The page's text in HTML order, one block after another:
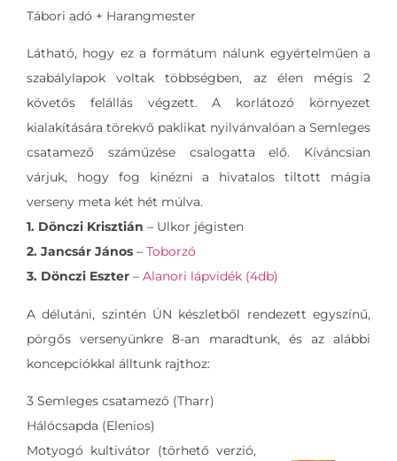
Tábori adó + Harangmester
Látható, hogy ez a formátum nálunk egyértelműen a
szabálylapok voltak többségben, az élen mégis 2
követős felállás végzett. A korlátozó környezet
kialakítására törekvő paklikat nyilvánvalóan a Semleges
csatamező száműzése csalogatta elő. Kíváncsian
várjuk, hogy fog kinézni a hivatalos tiltott mágia
verseny meta két hét múlva.
1. Dönczi Krisztián – Ulkor jégisten
2. Jancsár János – Toborzó
3. Dönczi Eszter – Alanori lápvidék (4db)
A délutáni, szintén ÚN készletből rendezett egyszínű,
pörgős versenyünkre 8-an maradtunk, és az alábbi
koncepciókkal álltunk rajthoz:
3 Semleges csatamező (Tharr)
Hálócsapda (Elenios)
Motyogó kultivátor (törhető verzió,